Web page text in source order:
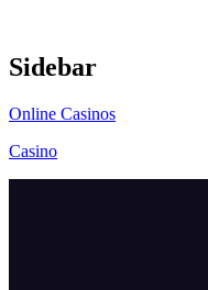
Sidebar
Online Casinos
Casino